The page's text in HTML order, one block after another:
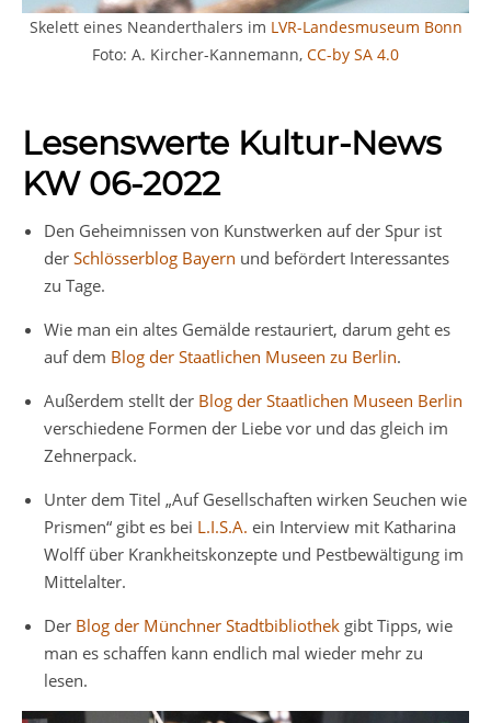
Skelett eines Neanderthalers im LVR-Landesmuseum Bonn
Foto: A. Kircher-Kannemann, CC-by SA 4.0
Lesenswerte Kultur-News
KW 06-2022
Den Geheimnissen von Kunstwerken auf der Spur ist
der Schlösserblog Bayern und befördert Interessantes
zu Tage.
Wie man ein altes Gemälde restauriert, darum geht es
auf dem Blog der Staatlichen Museen zu Berlin.
Außerdem stellt der Blog der Staatlichen Museen Berlin
verschiedene Formen der Liebe vor und das gleich im
Zehnerpack.
Unter dem Titel „Auf Gesellschaften wirken Seuchen wie
Prismen“ gibt es bei L.I.S.A. ein Interview mit Katharina
Wolff über Krankheitskonzepte und Pestbewältigung im
Mittelalter.
Der Blog der Münchner Stadtbibliothek gibt Tipps, wie
man es schaffen kann endlich mal wieder mehr zu
lesen.